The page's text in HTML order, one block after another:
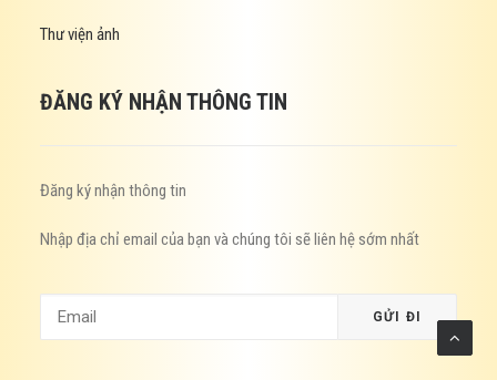
Thư viện ảnh
ĐĂNG KÝ NHẬN THÔNG TIN
Đăng ký nhận thông tin
Nhập địa chỉ email của bạn và chúng tôi sẽ liên hệ sớm nhất